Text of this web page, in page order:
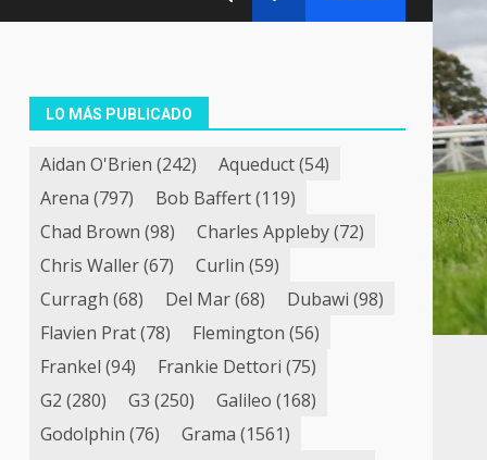
LO MÁS PUBLICADO
Aidan O'Brien (242) Aqueduct(54)
Arena (797) Bob Baffert(119)
Chad Brown (98) Charles Appleby(72)
Chris Waller(67) Curlin (59)
Curragh (68) Del Mar(68) Dubawi (98)
Flavien Prat(78) Flemington (56)
Frankel (94) Frankie Dettori (75)
G2 (280) G3 (250) Galileo (168)
Godolphin (76) Grama (1561)